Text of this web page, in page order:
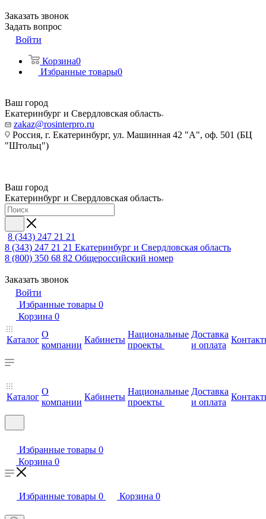
Заказать звонок
Задать вопрос
Войти
Корзина0
Избранные товары0
Ваш город
Екатеринбург и Свердловская область
zakaz@rosinterpro.ru
Россия, г. Екатеринбург, ул. Машинная 42 "А", оф. 501 (БЦ
"Штольц")
Ваш город
Екатеринбург и Свердловская область
8 (343) 247 21 21
8 (343) 247 21 21 Екатеринбург и Свердловская область
8 (800) 350 68 82 Общероссийский номер
Заказать звонок
Войти
Избранные товары 0
Корзина 0
Каталог
О
компании
Кабинеты
Национальные
проекты
Доставка
и оплата
Каталог
О
компании
Кабинеты
Национальные
проекты
Доставка
и оплата
Избранные товары 0
Корзина 0
Избранные товары 0 Корзина 0